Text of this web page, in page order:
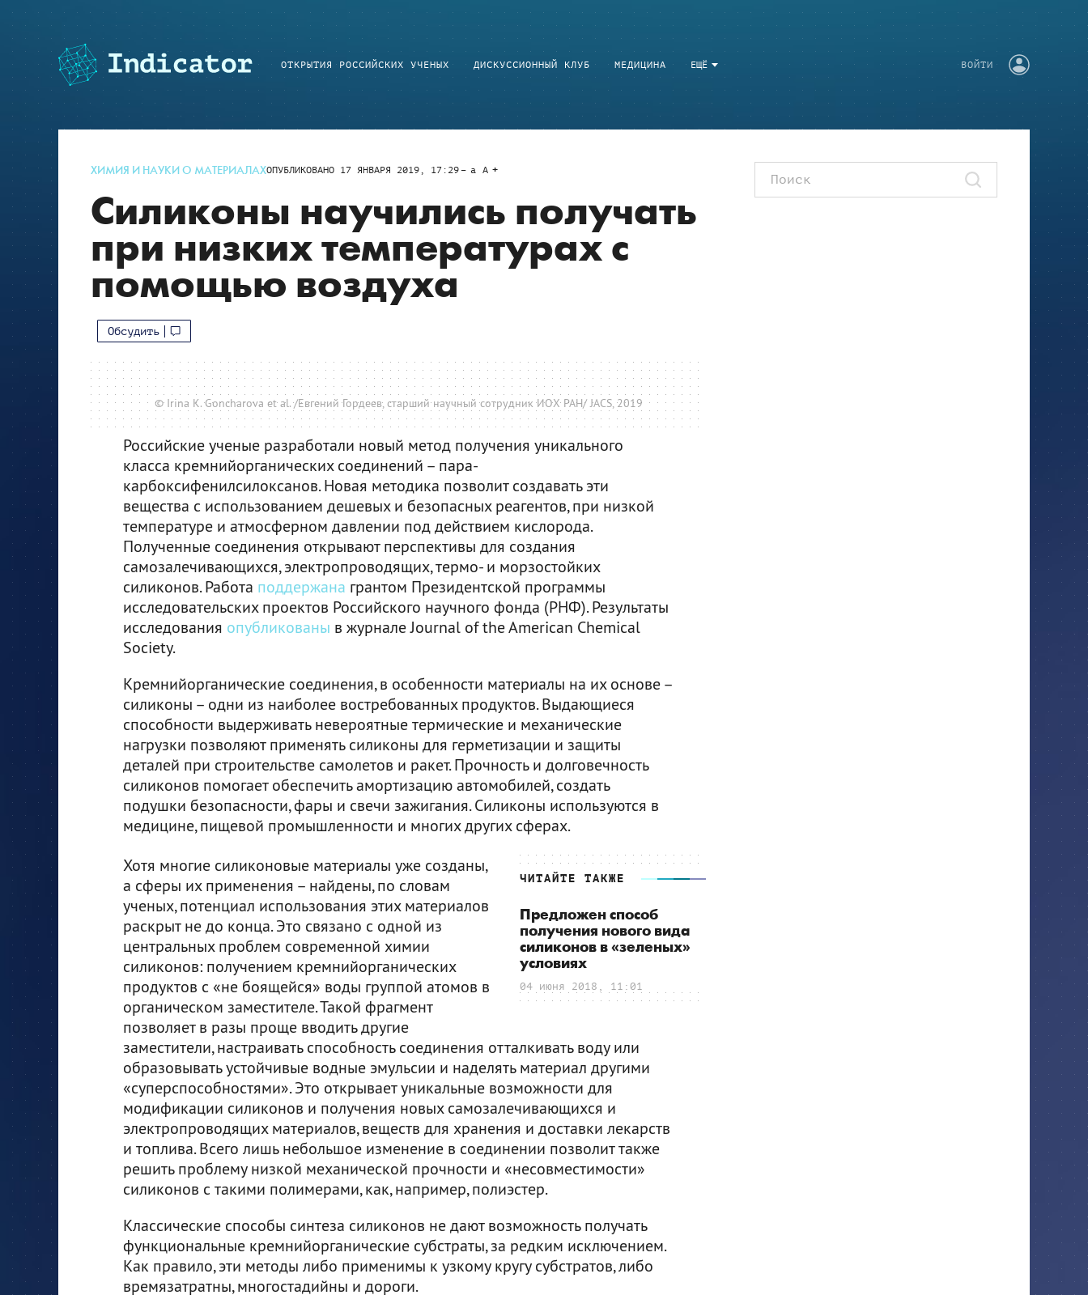
ЕЩЁ
ОТКРЫТИЯ РОССИЙСКИХ УЧЕНЫХ ДИСКУССИОННЫЙ КЛУБ МЕДИЦИНА ВОЙТИ
ХИМИЯ И НАУКИ О МАТЕРИАЛАХОПУБЛИКОВАНО 17 ЯНВАРЯ 2019, 17:29 a A
Силиконы научились получать
при низких температурах с
помощью воздуха
Обсудить
© Irina K. Goncharova et al. /Евгений Гордеев, старший научный сотрудник ИОХ РАН/ JACS, 2019
Российские ученые разработали новый метод получения уникального
класса кремнийорганических соединений – пара-
карбоксифенилсилоксанов. Новая методика позволит создавать эти
вещества с использованием дешевых и безопасных реагентов, при низкой
температуре и атмосферном давлении под действием кислорода.
Полученные соединения открывают перспективы для создания
самозалечивающихся, электропроводящих, термо- и морзостойких
силиконов. Работа поддержана грантом Президентской программы
исследовательских проектов Российского научного фонда (РНФ). Результаты
исследования опубликованы в журнале Journal of the American Chemical
Society.
Кремнийорганические соединения, в особенности материалы на их основе –
силиконы – одни из наиболее востребованных продуктов. Выдающиеся
способности выдерживать невероятные термические и механические
нагрузки позволяют применять силиконы для герметизации и защиты
деталей при строительстве самолетов и ракет. Прочность и долговечность
силиконов помогает обеспечить амортизацию автомобилей, создать
подушки безопасности, фары и свечи зажигания. Силиконы используются в
медицине, пищевой промышленности и многих других сферах.
ЧИТАЙТЕ ТАКЖЕ
Предложен способ
получения нового вида
силиконов в «зеленых»
условиях
04 июня 2018, 11:01
Хотя многие силиконовые материалы уже созданы,
а сферы их применения – найдены, по словам
ученых, потенциал использования этих материалов
раскрыт не до конца. Это связано с одной из
центральных проблем современной химии
силиконов: получением кремнийорганических
продуктов с «не боящейся» воды группой атомов в
органическом заместителе. Такой фрагмент
позволяет в разы проще вводить другие
заместители, настраивать способность соединения отталкивать воду или
образовывать устойчивые водные эмульсии и наделять материал другими
«суперспособностями». Это открывает уникальные возможности для
модификации силиконов и получения новых самозалечивающихся и
электропроводящих материалов, веществ для хранения и доставки лекарств
и топлива. Всего лишь небольшое изменение в соединении позволит также
решить проблему низкой механической прочности и «несовместимости»
силиконов с такими полимерами, как, например, полиэстер.
Классические способы синтеза силиконов не дают возможность получать
функциональные кремнийорганические субстраты, за редким исключением.
Как правило, эти методы либо применимы к узкому кругу субстратов, либо
времязатратны, многостадийны и дороги.